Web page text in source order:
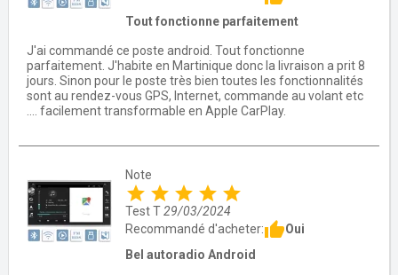
Tout fonctionne parfaitement
J'ai commandé ce poste android. Tout fonctionne
parfaitement. J'habite en Martinique donc la livraison a prit 8
jours. Sinon pour le poste très bien toutes les fonctionnalités
sont au rendez-vous GPS, Internet, commande au volant etc
.... facilement transformable en Apple CarPlay.
Note
star star star star star
Test T29/03/2024
Recommandé d'acheter:thumb_upOui
Bel autoradio Android